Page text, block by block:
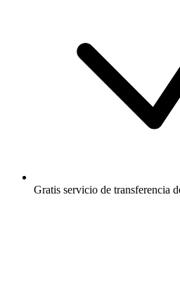
Gratis servicio de transferencia